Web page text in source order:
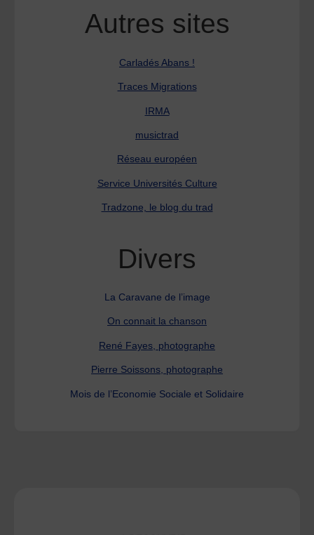
Autres sites
Carladés Abans !
Traces Migrations
IRMA
musictrad
Réseau européen
Service Universités Culture
Tradzone, le blog du trad
Divers
La Caravane de l’image
On connait la chanson
René Fayes, photographe
Pierre Soissons, photographe
Mois de l’Economie Sociale et Solidaire